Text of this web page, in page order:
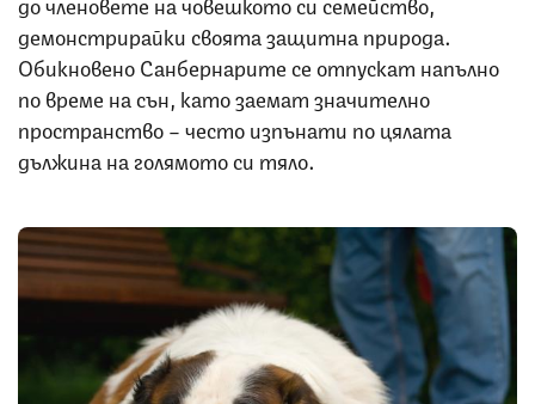
демонстрирайки своята защитна природа.
Обикновено Санбернарите се отпускат напълно
по време на сън, като заемат значително
пространство – често изпънати по цялата
дължина на голямото си тяло.